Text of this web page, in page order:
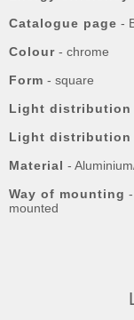
Catalogue page -
Colour - chrome
Form - square
Light distribution
Light distribution
Material -
Way of mounting
mounted